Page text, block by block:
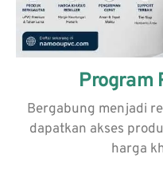
Program
Bergabung menjadi
dapatkan akses
harga